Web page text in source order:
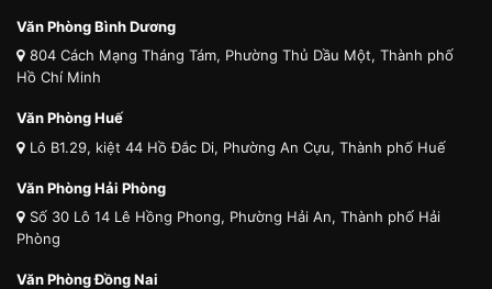
Văn Phòng Bình Dương
804 Cách Mạng Tháng Tám, Phường Thủ Dầu Một, Thành phố
Hồ Chí Minh
Văn Phòng Huế
Lô B1.29, kiệt 44 Hồ Đắc Di, Phường An Cựu, Thành phố Huế
Văn Phòng Hải Phòng
Số 30 Lô 14 Lê Hồng Phong, Phường Hải An, Thành phố Hải
Phòng
Văn Phòng Đồng Nai